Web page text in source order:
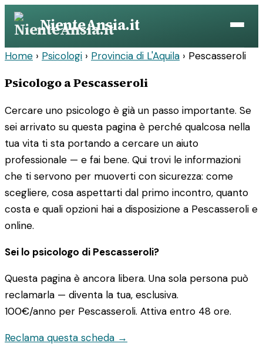
Vai
contenuto
NienteAnsia.it
Home › Psicologi › Provincia di L'Aquila › Pescasseroli
Psicologo a Pescasseroli
Cercare uno psicologo è già un passo importante. Se
sei arrivato su questa pagina è perché qualcosa nella
tua vita ti sta portando a cercare un aiuto
professionale — e fai bene. Qui trovi le informazioni
che ti servono per muoverti con sicurezza: come
scegliere, cosa aspettarti dal primo incontro, quanto
costa e quali opzioni hai a disposizione a Pescasseroli e
online.
Sei lo psicologo di Pescasseroli?
Questa pagina è ancora libera. Una sola persona può
reclamarla — diventa la tua, esclusiva.
100€/anno per Pescasseroli. Attiva entro 48 ore.
Reclama questa scheda →